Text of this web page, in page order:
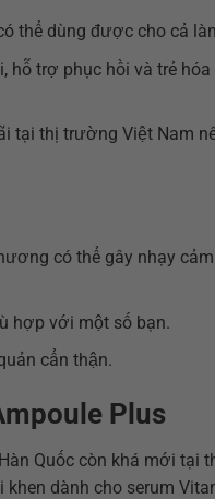
thể dùng được cho cả
trợ phục hồi và trẻ hóa
tại thị trường Việt Nam
có thể gây nhạy
hợp với một số bạn.
cẩn thận.
Plus
Quốc còn khá mới tại
dành cho serum